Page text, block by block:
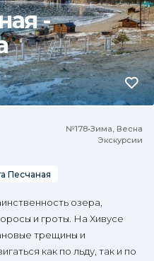
-
№178•Зима, Весна
Экскурсии
Песчаная
озера,
и гроты. На Хивусе
трещины и
как по льду, так и по